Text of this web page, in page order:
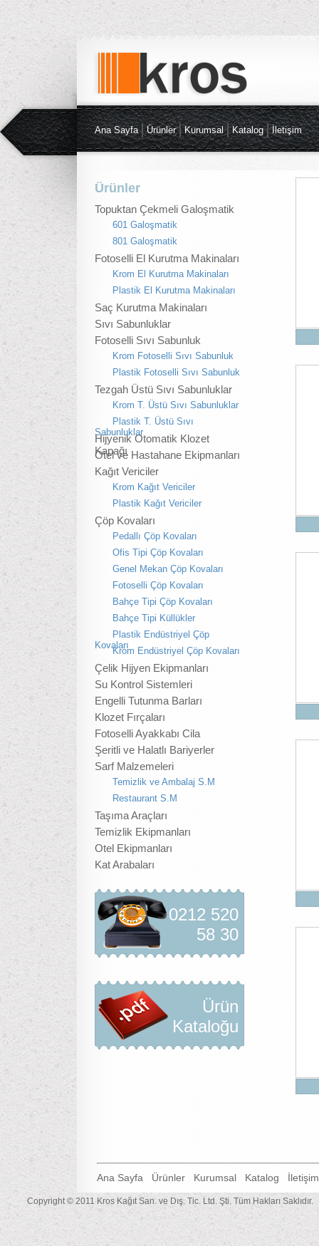
Ana Sayfa Ürünler Kurumsal Katalog İletişim
Ürünler
Topuktan Çekmeli Galoşmatik
601 Galoşmatik
801 Galoşmatik
Fotoselli El Kurutma Makinaları
Krom El Kurutma Makinaları
Plastik El Kurutma Makinaları
Saç Kurutma Makinaları
Sıvı Sabunluklar
Fotoselli Sıvı Sabunluk
Krom Fotoselli Sıvı Sabunluk
Plastik Fotoselli Sıvı Sabunluk
Tezgah Üstü Sıvı Sabunluklar
Krom T. Üstü Sıvı Sabunluklar
Plastik T. Üstü Sıvı
Sabunluklar
Hijyenik Otomatik Klozet
Kapağı
Otel ve Hastahane Ekipmanları
Kağıt Vericiler
Krom Kağıt Vericiler
Plastik Kağıt Vericiler
Çöp Kovaları
Pedallı Çöp Kovaları
Ofis Tipi Çöp Kovaları
Genel Mekan Çöp Kovaları
Fotoselli Çöp Kovaları
Bahçe Tipi Çöp Kovaları
Bahçe Tipi Küllükler
Plastik Endüstriyel Çöp
Kovaları
Krom Endüstriyel Çöp Kovaları
Çelik Hijyen Ekipmanları
Su Kontrol Sistemleri
Engelli Tutunma Barları
Klozet Fırçaları
Fotoselli Ayakkabı Cila
Şeritli ve Halatlı Bariyerler
Sarf Malzemeleri
Temizlik ve Ambalaj S.M
Restaurant S.M
Taşıma Araçları
Temizlik Ekipmanları
Otel Ekipmanları
Kat Arabaları
0212 520
58 30
Ürün
Kataloğu
Ana Sayfa Ürünler Kurumsal Katalog İletişim
Copyright © 2011 Kros Kağıt San. ve Dış. Tic. Ltd. Şti. Tüm Hakları Saklıdır.